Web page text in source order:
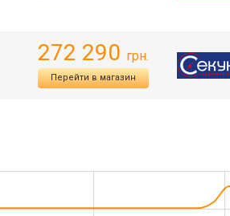
272 290 грн.
Перейти в магазин